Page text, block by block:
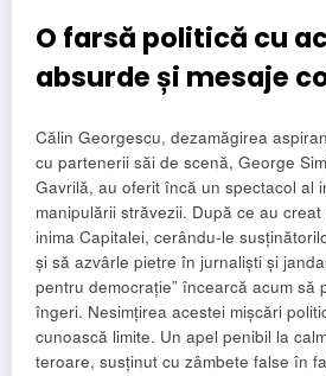
O farsă politică cu
absurde și mesaje
Călin Georgescu, dezamăgirea
cu partenerii săi de scenă, George
Gavrilă, au oferit încă un spectacol al
manipulării străvezii. După ce au
inima Capitalei, cerându-le
și să azvârle pietre în jurnaliști și
pentru democrație” încearcă acum să
îngeri. Nesimțirea acestei mișcări
cunoască limite. Un apel penibil la
teroare, susținut cu zâmbete false în